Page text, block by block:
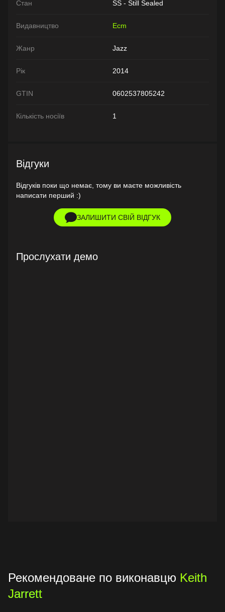
Стан SS - Still Sealed
Видавництво Ecm
Жанр Jazz
Рік 2014
GTIN 0602537805242
Кількість носіїв 1
Відгуки
Відгуків поки що немає, тому ви маєте можливість
написати перший :)
ЗАЛИШИТИ СВІЙ ВІДГУК
Прослухати демо
Рекомендоване по виконавцю Keith
Jarrett